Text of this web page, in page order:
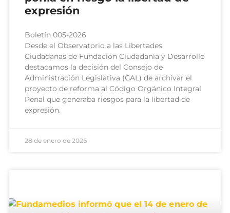
expresión
Boletín 005-2026
Desde el Observatorio a las Libertades
Ciudadanas de Fundación Ciudadanía y Desarrollo
destacamos la decisión del Consejo de
Administración Legislativa (CAL) de archivar el
proyecto de reforma al Código Orgánico Integral
Penal que generaba riesgos para la libertad de
expresión.
28 de enero de 2026